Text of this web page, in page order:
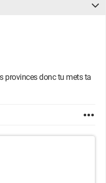
provinces donc tu mets ta